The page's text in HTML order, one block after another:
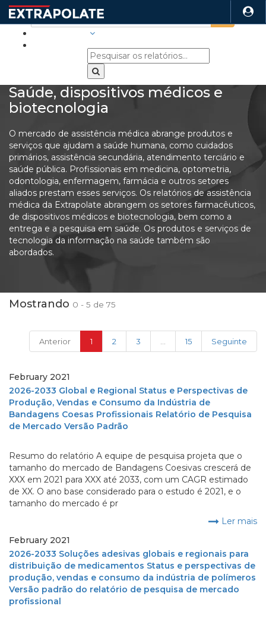
Saúde, dispositivos médicos e
biotecnologia
O mercado de assistência médica abrange produtos e
serviços que ajudam a saúde humana, como cuidados
primários, assistência secundária, atendimento terciário e
saúde pública. Profissionais em medicina, optometria,
odontologia, enfermagem, farmácia e outros setores
aliados prestam esses serviços. Os relatórios de assistência
médica da Extrapolate abrangem os setores farmacêuticos,
de dispositivos médicos e biotecnologia, bem como a
entrega e a pesquisa em saúde. Os produtos e serviços de
tecnologia da informação na saúde também são
abordados.
Mostrando 0 - 5 de 75
Anterior 1 (current)
2 3 15 Seguinte
February 2021
2026-2033 Global e Regional Status e Perspectivas de
Produção, Vendas e Consumo da Indústria de
Bandagens Coesas Profissionais Relatório de Pesquisa
de Mercado Versão Padrão
Resumo do relatório A equipe de pesquisa projeta que o
tamanho do mercado de Bandagens Coesivas crescerá de
XXX em 2021 para XXX até 2033, com um CAGR estimado
de XX. O ano base considerado para o estudo é 2021, e o
tamanho do mercado é pr
Ler mais
February 2021
2026-2033 Soluções adesivas globais e regionais para
distribuição de medicamentos Status e perspectivas de
produção, vendas e consumo da indústria de polímeros
Versão padrão do relatório de pesquisa de mercado
profissional